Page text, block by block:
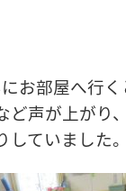
お部屋へ行
ど声が上がり
ていました。